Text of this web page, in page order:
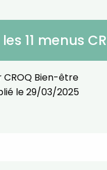
11 menus
CROQ Bien-être
le29/03/2025